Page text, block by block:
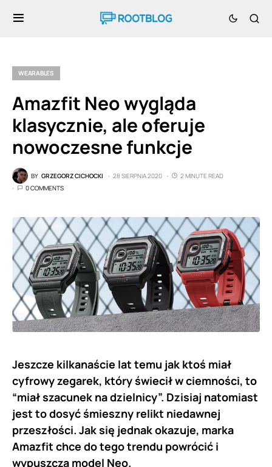
WEARABLES
Amazfit Neo wygląda
klasycznie, ale oferuje
nowoczesne funkcje
BY GRZEGORZ CICHOCKI 28 SIERPNIA 2020
2 MINUTE READ
0 COMMENTS
Jeszcze kilkanaście lat temu jak ktoś miał
cyfrowy zegarek, który świecił w ciemności, to
“miał szacunek na dzielnicy”. Dzisiaj natomiast
jest to dosyć śmieszny relikt niedawnej
przeszłości. Jak się jednak okazuje, marka
Amazfit chce do tego trendu powrócić i
wypuszcza model Neo.